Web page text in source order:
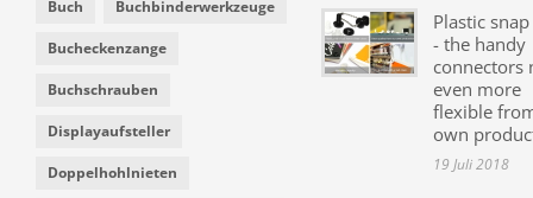
Buch Buchbinderwerkzeuge
Bucheckenzange
Buchschrauben
Displayaufsteller
Doppelhohlnieten
Plastic
- the handy
connectors
even more
flexible
own
19 Juli 2018